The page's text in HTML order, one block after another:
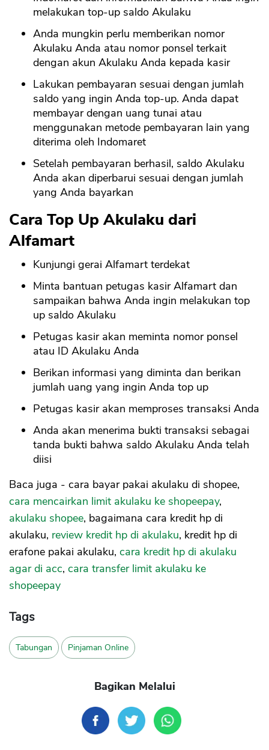
melakukan top-up saldo Akulaku
Anda mungkin perlu memberikan nomor
Akulaku Anda atau nomor ponsel terkait
dengan akun Akulaku Anda kepada kasir
Lakukan pembayaran sesuai dengan jumlah
saldo yang ingin Anda top-up. Anda dapat
membayar dengan uang tunai atau
menggunakan metode pembayaran lain yang
diterima oleh Indomaret
Setelah pembayaran berhasil, saldo Akulaku
Anda akan diperbarui sesuai dengan jumlah
yang Anda bayarkan
Cara Top Up Akulaku dari
Alfamart
Kunjungi gerai Alfamart terdekat
Minta bantuan petugas kasir Alfamart dan
sampaikan bahwa Anda ingin melakukan top
up saldo Akulaku
Petugas kasir akan meminta nomor ponsel
atau ID Akulaku Anda
Berikan informasi yang diminta dan berikan
jumlah uang yang ingin Anda top up
Petugas kasir akan memproses transaksi Anda
Anda akan menerima bukti transaksi sebagai
tanda bukti bahwa saldo Akulaku Anda telah
diisi
Baca juga - cara bayar pakai akulaku di shopee,
cara mencairkan limit akulaku ke shopeepay,
akulaku shopee, bagaimana cara kredit hp di
akulaku, review kredit hp di akulaku, kredit hp di
erafone pakai akulaku, cara kredit hp di akulaku
agar di acc, cara transfer limit akulaku ke
shopeepay
Tags
Tabungan Pinjaman Online
Bagikan Melalui
OK
CANCEL